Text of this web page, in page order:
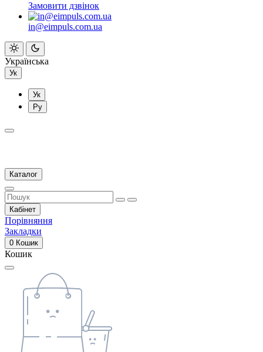
Замовити дзвінок
in@eimpuls.com.ua
Українська
Ук
Ук
Ру
Каталог
Кабінет
Порівняння
Закладки
0 Кошик
Кошик